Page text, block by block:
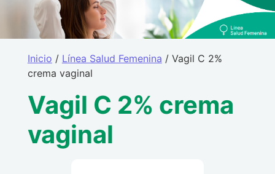
Inicio / Línea Salud Femenina / Vagil C 2%
crema vaginal
Vagil C 2% crema
vaginal